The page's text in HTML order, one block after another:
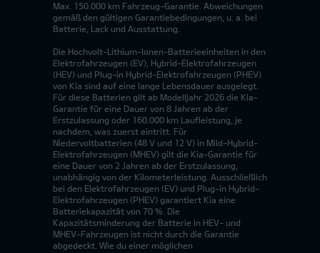
Max. 150.000 km Fahrzeug-Garantie. Abweichungen
gemäß den gültigen Garantiebedingungen, u. a. bei
Batterie, Lack und Ausstattung.
Die Hochvolt-Lithium-Ionen-Batterieeinheiten in den
Elektrofahrzeugen (EV), Hybrid-Elektrofahrzeugen
(HEV) und Plug-in Hybrid-Elektrofahrzeugen (PHEV)
von Kia sind auf eine lange Lebensdauer ausgelegt.
Für diese Batterien gilt ab Modelljahr 2026 die Kia-
Garantie für eine Dauer von 8 Jahren ab der
Erstzulassung oder 160.000 km Laufleistung, je
nachdem, was zuerst eintritt. Für
Niedervoltbatterien (48 V und 12 V) in Mild-Hybrid-
Elektrofahrzeugen (MHEV) gilt die Kia-Garantie für
eine Dauer von 2 Jahren ab der Erstzulassung,
unabhängig von der Kilometerleistung. Ausschließlich
bei den Elektrofahrzeugen (EV) und Plug-in Hybrid-
Elektrofahrzeugen (PHEV) garantiert Kia eine
Batteriekapazität von 70 %. Die
Kapazitätsminderung der Batterie in HEV- und
MHEV-Fahrzeugen ist nicht durch die Garantie
abgedeckt. Wie du einer möglichen